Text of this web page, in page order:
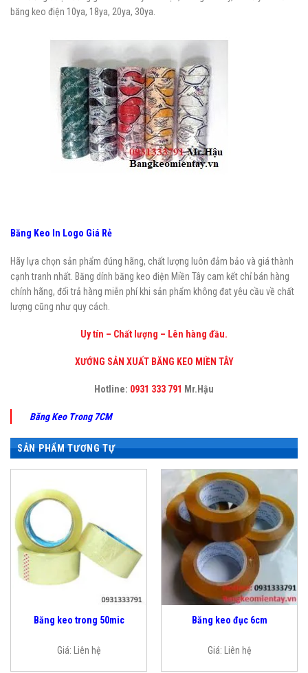
băng keo điện 10ya, 18ya, 20ya, 30ya.
Băng Keo In Logo Giá Rẻ
Hãy lựa chọn sản phẩm đúng hãng, chất lượng luôn đảm bảo và giá thành
cạnh tranh nhất. Băng dính băng keo điện Miền Tây cam kết chỉ bán hàng
chính hãng, đổi trả hàng miễn phí khi sản phẩm không đat yêu cầu về chất
lượng cũng như quy cách.
Uy tín – Chất lượng – Lên hàng đầu.
XƯỚNG SẢN XUẤT BĂNG KEO MIỀN TÂY
Hotline: 0931 333 791 Mr.Hậu
Băng Keo Trong 7CM
SẢN PHẨM TƯƠNG TỰ
Băng keo trong 50mic
Giá: Liên hệ
Băng keo đục 6cm
Giá: Liên hệ